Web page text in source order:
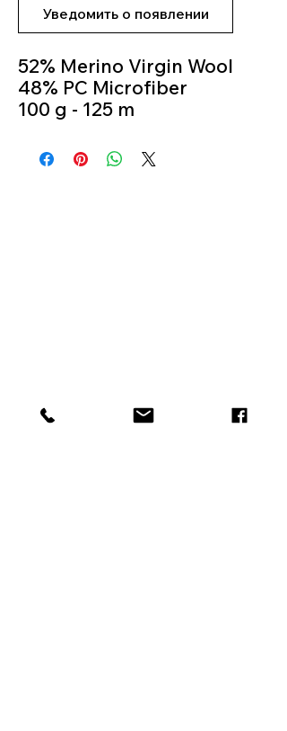
Уведомить о появлении
52% Merino Virgin Wool
48% PC Microfiber
100 g - 125 m
6.5m
Colour 138